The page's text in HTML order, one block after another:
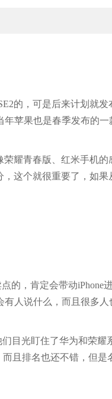
的，可是后来计划就发
苹果也是春季发布的一
耀青春版、红米手机的
，这个就很重要了，如
的，肯定会带动iPhone
人说什么，而且很多人
目光盯住了华为和荣耀
且排名也还不错，但
，直播热度超